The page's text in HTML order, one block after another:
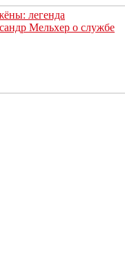
легенда
Мельхер о службе